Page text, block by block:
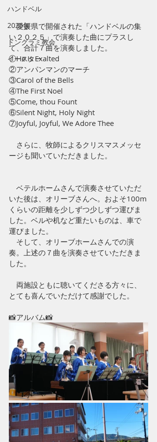
ハンドベル
2026年
ドングラミ教会
イースター
愛媛県で開催された「ハンドベルの集
い２０２５」で演奏した曲にプラスし
て、合計７曲を演奏しました。
①He Is Exalted
②アンパンマンのマーチ
③Carol of the Bells
④The First Noel
⑤Come, thou Fount
⑥Silent Night, Holy Night
⑦Joyful, Joyful, We Adore Thee
さらに、牧師によるクリスマスメッセ
ージも聞いていただきました。
ベテルホームさんで演奏させていただ
いた後は、オリーブさんへ。およそ100m
くらいの距離を少しずつ少しずつ運びま
した。ベルや机など重たいものは、車で
運びました。
そして、オリーブホームさんでの演
奏。上述の７曲を演奏させていただきま
した。
両施設ともに聴いてくださる方々に、
とても喜んでいただけて感謝でした。
📸アルバム📸